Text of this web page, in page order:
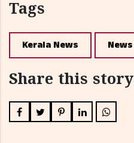
Tags
Kerala News News
Share this story